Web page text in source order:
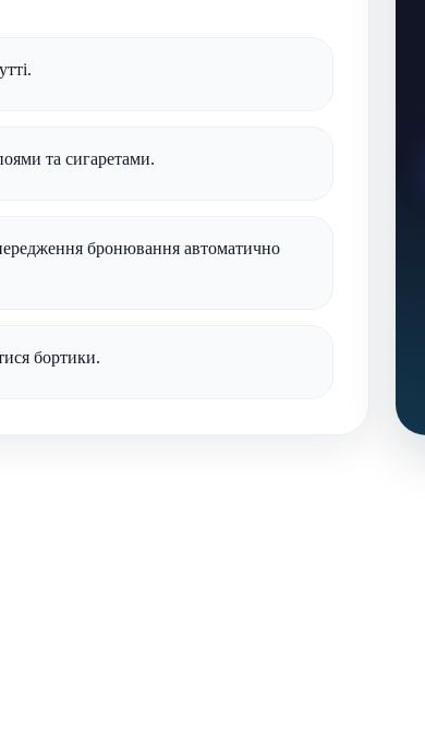
та сигаретами.
бронювання автоматично
бортики.